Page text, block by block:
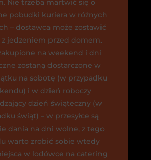
Nie trzeba martwić się o
pobudki kuriera w różnych
– dostawca może zostawić
z jedzeniem przed domem.
na weekend i dni
zostaną dostarczone w
na sobotę (w przypadku
i w dzień roboczy
dzień świąteczny (w
świąt) – w przesyłce są
dania na dni wolne, z tego
warto zrobić sobie wtedy
w lodówce na catering